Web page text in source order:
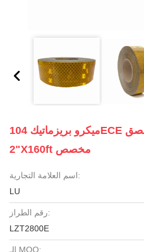
ميكرو بريزماتيك 104ECE الشريط العاكس الملصق
2"x160ft مخصص
اسم العلامة التجارية:
LU
رقم الطراز:
LZT2800E
الـ MOQ: